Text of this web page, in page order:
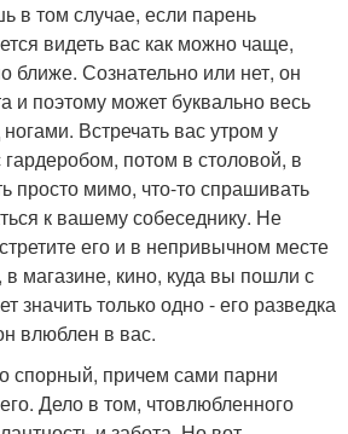
в том случае, если парень
видеть вас как можно чаще,
ближе. Сознательно или нет, он
и поэтому может буквально весь
Встречать вас утром у
потом в столовой, в
просто мимо, что-то спрашивать
к вашему собеседнику. Не
его и в непривычном месте
в магазине, кино, куда вы пошли с
значить только одно - его разведка
влюблен в вас.
спорный, причем сами парни
Дело в том, чтовлюбленного